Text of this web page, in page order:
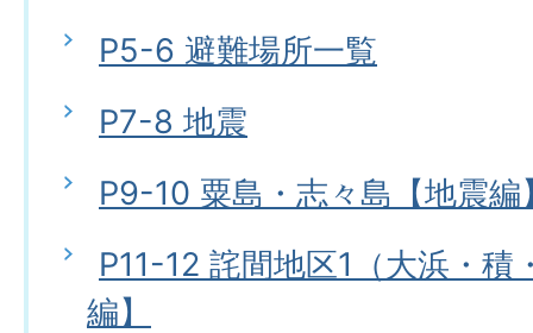
P5-6 避難場所一覧
P7-8 地震
P9-10 粟島・志々島【地震編
P11-12 詫間地区1（大浜・積
編】